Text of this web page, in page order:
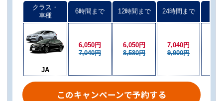
クラス・
車種
6時間まで 12時間まで 24時間まで
JA
6,050円
7,040円
6,050円
8,580円
7,040円
9,900円
このキャンペーンで予約する